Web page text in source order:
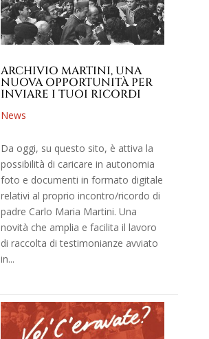
ARCHIVIO MARTINI, UNA
NUOVA OPPORTUNITÀ PER
INVIARE I TUOI RICORDI
News
Da oggi, su questo sito, è attiva la
possibilità di caricare in autonomia
foto e documenti in formato digitale
relativi al proprio incontro/ricordo di
padre Carlo Maria Martini. Una
novità che amplia e facilita il lavoro
di raccolta di testimonianze avviato
in...